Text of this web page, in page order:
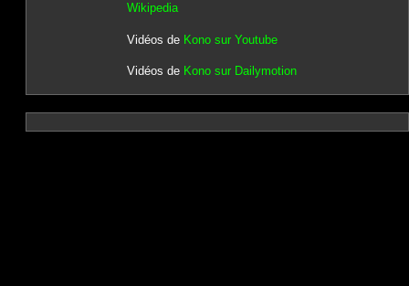
Wikipedia
Vidéos de Kono sur Youtube
Vidéos de Kono sur Dailymotion